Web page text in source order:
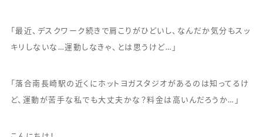
「最近、デスクワーク続きで肩こりがひどいし、なんだか気分もスッ
キリしないな…運動しなきゃ、とは思うけど…」
「落合南長崎駅の近くにホットヨガスタジオがあるのは知ってるけ
ど、運動が苦手な私でも大丈夫かな？料金は高いんだろうか…」